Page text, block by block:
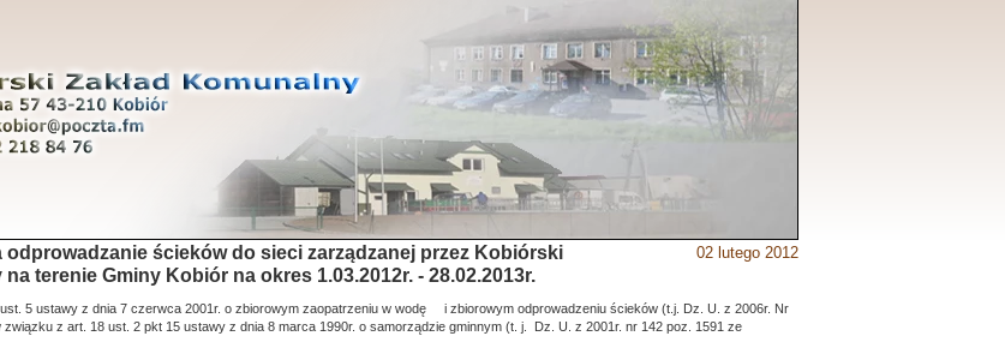
02 lutego 2012
odprowadzanie ścieków do sieci zarządzanej przez Kobiórski
terenie Gminy Kobiór na okres 1.03.2012r. - 28.02.2013r.
5 ustawy z dnia 7 czerwca 2001r. o zbiorowym zaopatrzeniu w wodę i zbiorowym odprowadzeniu ścieków (t.j. Dz. U. z 2006r. Nr
związku z art. 18 ust. 2 pkt 15 ustawy z dnia 8 marca 1990r. o samorządzie gminnym (t. j. Dz. U. z 2001r. nr 142 poz. 1591 ze